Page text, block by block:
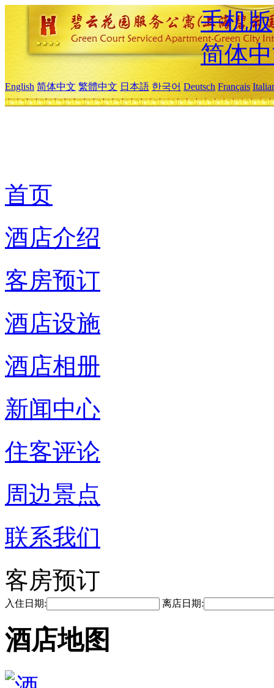
手机版
简体
English 简体中文 繁體中文 日本語 한국어 Deutsch Français
首页
酒店介绍
客房预订
酒店设施
酒店相册
新闻中心
住客评论
周边景点
联系我们
客房预订
入住日期: 离店日期:
酒店地图